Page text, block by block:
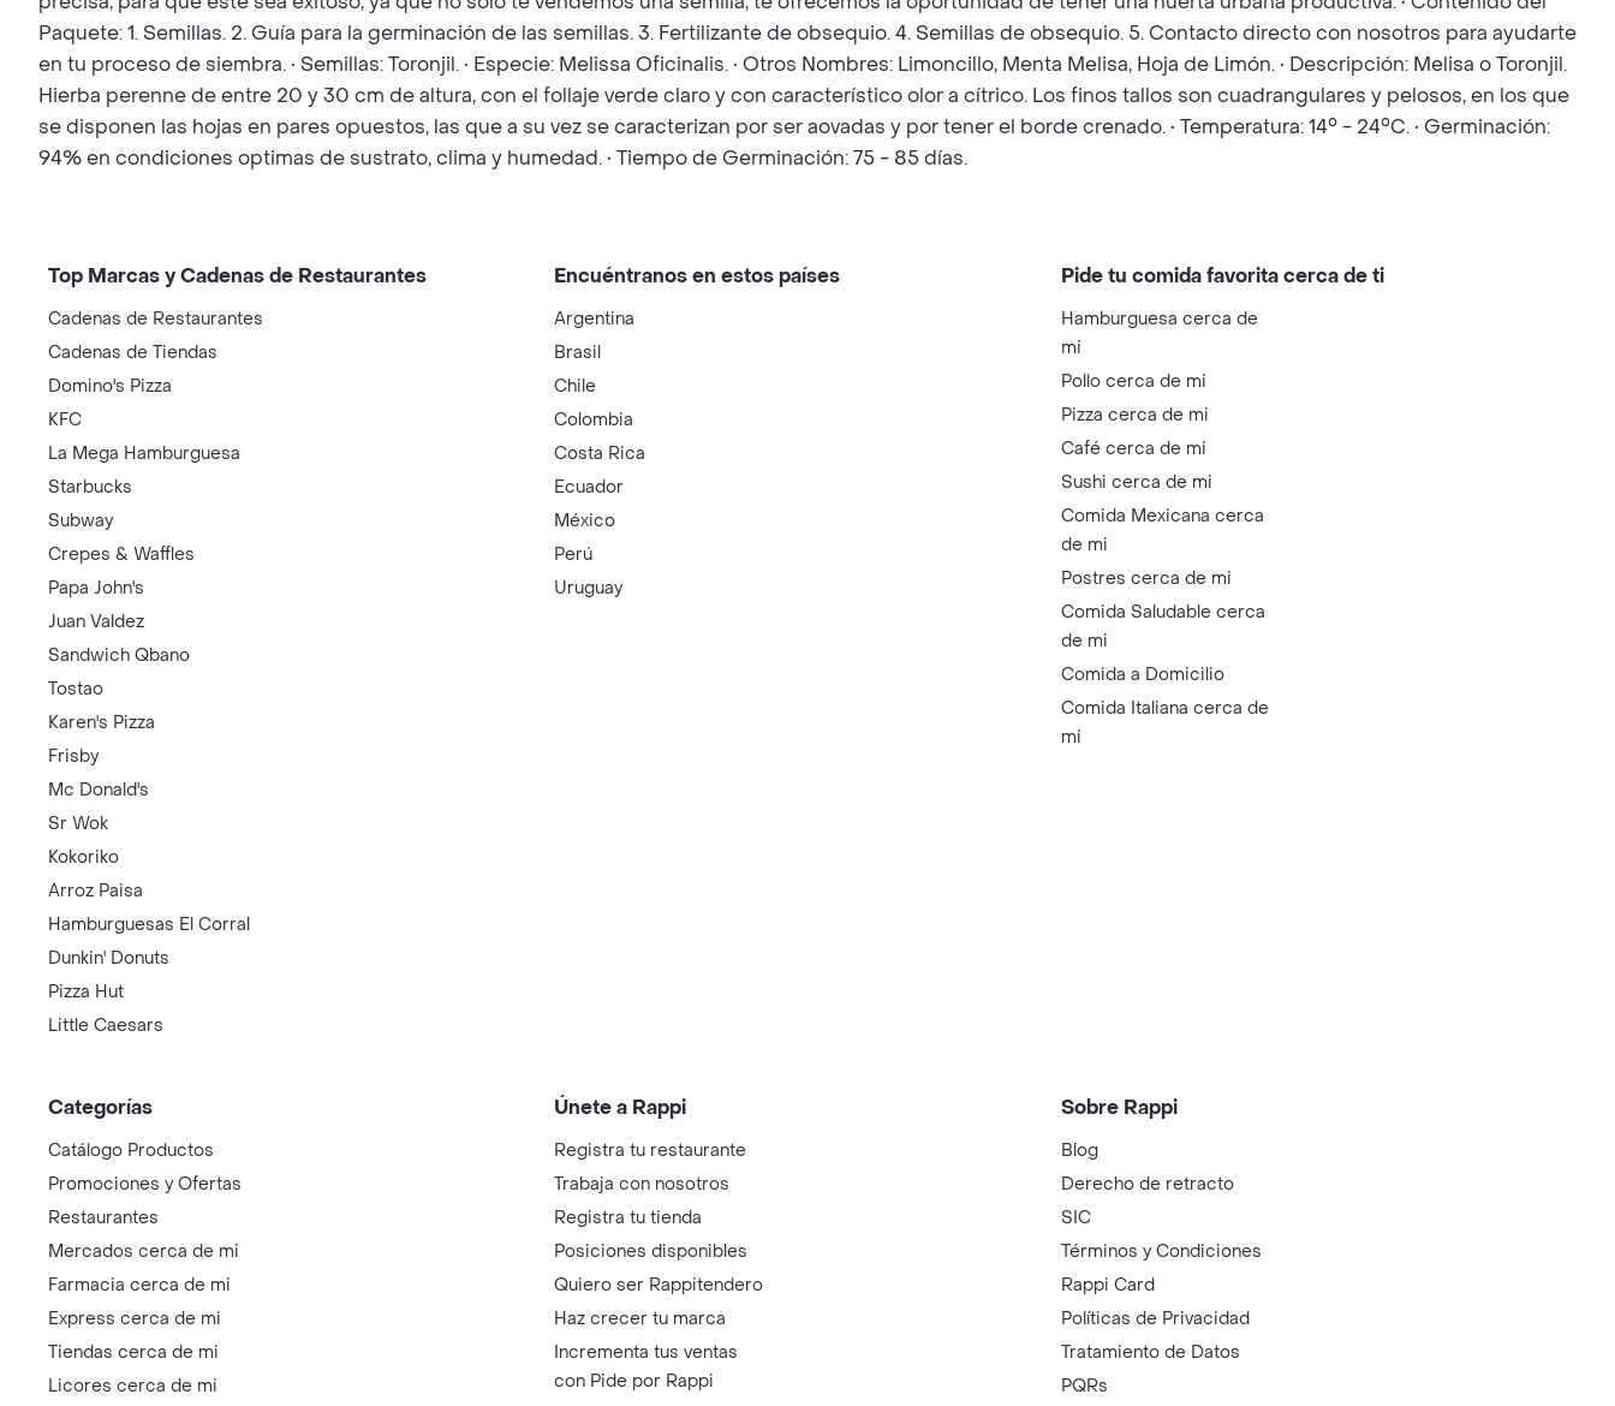
Paquete: 1. Semillas. 2. Guía para la germinación de las semillas. 3. Fertilizante de obsequio. 4. Semillas de obsequio. 5. Contacto directo con nosotros para ayudarte
en tu proceso de siembra. • Semillas: Toronjil. • Especie: Melissa Oficinalis. • Otros Nombres: Limoncillo, Menta Melisa, Hoja de Limón. • Descripción: Melisa o Toronjil.
Hierba perenne de entre 20 y 30 cm de altura, con el follaje verde claro y con característico olor a cítrico. Los finos tallos son cuadrangulares y pelosos, en los que
se disponen las hojas en pares opuestos, las que a su vez se caracterizan por ser aovadas y por tener el borde crenado. • Temperatura: 14° - 24°C. • Germinación:
94% en condiciones optimas de sustrato, clima y humedad. • Tiempo de Germinación: 75 - 85 días.
Top Marcas y Cadenas de Restaurantes
Cadenas de Restaurantes
Cadenas de Tiendas
Domino's Pizza
KFC
La Mega Hamburguesa
Starbucks
Subway
Crepes & Waffles
Papa John's
Juan Valdez
Sandwich Qbano
Tostao
Karen's Pizza
Frisby
Mc Donald's
Sr Wok
Kokoriko
Arroz Paisa
Hamburguesas El Corral
Dunkin' Donuts
Pizza Hut
Little Caesars
Encuéntranos en estos países
Argentina
Brasil
Chile
Colombia
Costa Rica
Ecuador
México
Perú
Uruguay
Pide tu comida favorita cerca de ti
Hamburguesa cerca de
mi
Pollo cerca de mi
Pizza cerca de mi
Café cerca de mi
Sushi cerca de mi
Comida Mexicana cerca
de mi
Postres cerca de mi
Comida Saludable cerca
de mi
Comida a Domicilio
Comida Italiana cerca de
mi
Categorías
Catálogo Productos
Promociones y Ofertas
Restaurantes
Mercados cerca de mi
Farmacia cerca de mi
Express cerca de mi
Tiendas cerca de mi
Licores cerca de mi
Únete a Rappi
Registra tu restaurante
Trabaja con nosotros
Registra tu tienda
Posiciones disponibles
Quiero ser Rappitendero
Haz crecer tu marca
Incrementa tus ventas
con Pide por Rappi
Sobre Rappi
Blog
Derecho de retracto
SIC
Términos y Condiciones
Rappi Card
Políticas de Privacidad
Tratamiento de Datos
PQRs